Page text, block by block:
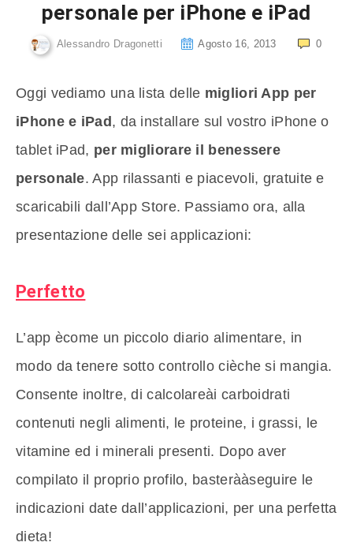
personale per iPhone e iPad
Alessandro Dragonetti Agosto 16, 2013 0
Oggi vediamo una lista delle migliori App per
iPhone e iPad , da installare sul vostro iPhone o
tablet iPad, per migliorare il benessere
personale. App rilassanti e piacevoli, gratuite e
scaricabili dall’App Store. Passiamo ora, alla
presentazione delle sei applicazioni:
Perfetto
L’app ècome un piccolo diario alimentare, in
modo da tenere sotto controllo cièche si mangia.
Consente inoltre, di calcolareài carboidrati
contenuti negli alimenti, le proteine, i grassi, le
vitamine ed i minerali presenti. Dopo aver
compilato il proprio profilo, basterààseguire le
indicazioni date dall’applicazioni, per una perfetta
dieta!